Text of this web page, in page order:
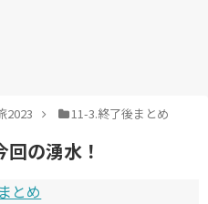
2023 11-3.終了後まとめ
回の湧水！
とめ